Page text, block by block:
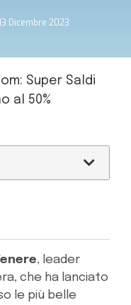
Dicembre 2023
Super Saldi
al 50%
, leader
che ha lanciato
le più belle